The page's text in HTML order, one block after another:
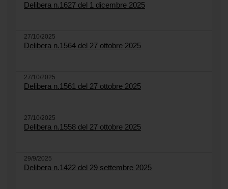
Delibera n.1627 del 1 dicembre 2025
27/10/2025
Delibera n.1564 del 27 ottobre 2025
27/10/2025
Delibera n.1561 del 27 ottobre 2025
27/10/2025
Delibera n.1558 del 27 ottobre 2025
29/9/2025
Delibera n.1422 del 29 settembre 2025